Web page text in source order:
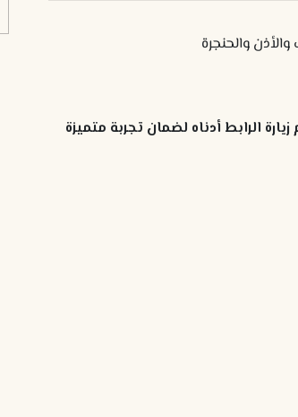
والحنجرة
الرابط أدناه لضمان تجربة متميزة